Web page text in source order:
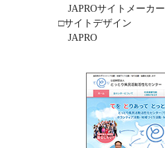
JAPROサイトメーカー
□サイトデザイン
JAPRO